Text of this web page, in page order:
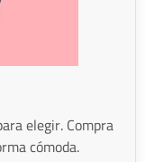
elegir. Compra
cómoda.